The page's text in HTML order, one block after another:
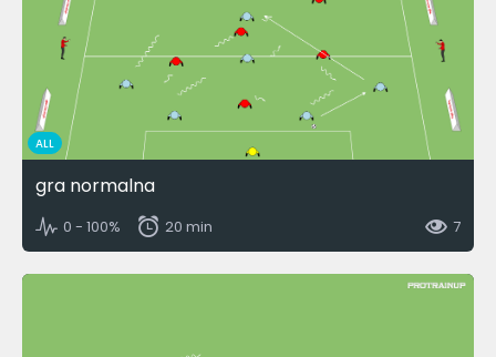
ALL
gra normalna
0 - 100% 20 min 7